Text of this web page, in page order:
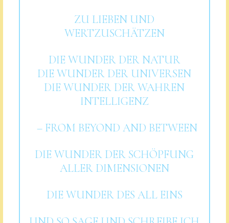
ZU LIEBEN UND
WERTZUSCHÄTZEN
DIE WUNDER DER NATUR
DIE WUNDER DER UNIVERSEN
DIE WUNDER DER WAHREN
INTELLIGENZ
– FROM BEYOND AND BETWEEN
DIE WUNDER DER SCHÖPFUNG
ALLER DIMENSIONEN
DIE WUNDER DES ALL EINS